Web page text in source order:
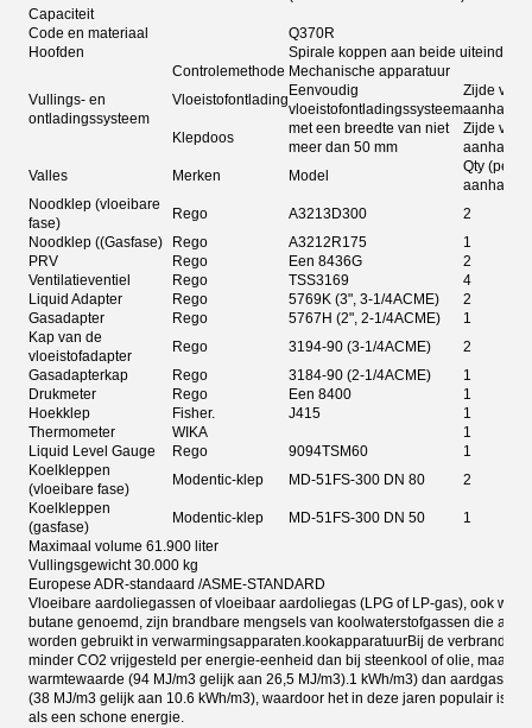
Capaciteit
Code en materiaal
Q370R
Hoofden
Spirale koppen aan beide uiteinden
Vullings- en
ontladingssysteem
Controlemethode Mechanische apparatuur
Vloeistofontlading
Eenvoudig
vloeistofontladingssysteem
Zijde van
Klepdoos
met een breedte van niet
meer dan 50 mm
Zijde van
Valles
Merken Model
Qty (per
Noodklep (vloeibare
fase)
Rego A3213D300
2
Noodklep ((Gasfase)
Rego A3212R175
1
PRV
Rego Een 8436G
2
Ventilatieventiel
Rego TSS3169
4
Liquid Adapter
Rego 5769K (3", 3-1/4ACME)
2
Gasadapter
Rego 5767H (2", 2-1/4ACME)
1
Kap van de
vloeistofadapter
Rego 3194-90 (3-1/4ACME)
2
Gasadapterkap
Rego 3184-90 (2-1/4ACME)
1
Drukmeter
Rego Een 8400
1
Hoekklep
Fisher. J415
1
Thermometer
WIKA
1
Liquid Level Gauge
Rego 9094TSM60
1
Koelkleppen
(vloeibare fase)
Modentic-klep MD-51FS-300 DN 80
2
Koelkleppen
(gasfase)
Modentic-klep MD-51FS-300 DN 50
1
Maximaal volume 61.900 liter
Vullingsgewicht 30.000 kg
Europese ADR-standaard /ASME-STANDARD
Vloeibare aardoliegassen of vloeibaar aardoliegas (LPG of LP-gas), ook wel
butane genoemd, zijn brandbare mengsels van koolwaterstofgassen die als
worden gebruikt in verwarmingsapparaten.kookapparatuurBij de verbranding
minder CO2 vrijgesteld per energie-eenheid dan bij steenkool of olie, maar
warmtewaarde (94 MJ/m3 gelijk aan 26,5 MJ/m3).1 kWh/m3) dan aardgas
(38 MJ/m3 gelijk aan 10.6 kWh/m3), waardoor het in deze jaren populair is
als een schone energie.